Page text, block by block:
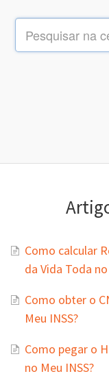
Como calcular
da Vida Toda
Como obter o
Meu INSS?
Como pegar o
no Meu INSS?